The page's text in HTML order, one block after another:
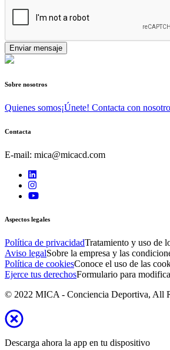
Enviar mensaje
Sobre nosotros
Quienes somos¡Únete! Contacta con
Contacta
E-mail: mica@micacd.com
Aspectos legales
Política de privacidadTratamiento y uso de
Aviso legalSobre la empresa y las
Política de cookiesConoce el uso de las
Ejerce tus derechosFormulario para
© 2022 MICA - Conciencia Deportiva, All
Descarga ahora la app en tu dispositivo